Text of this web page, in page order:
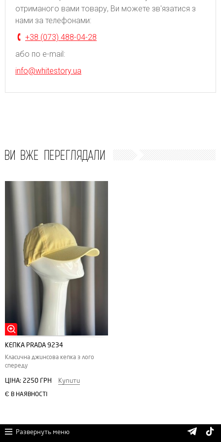
отриманого вами товару, Ви можете зв'язатися з
нами за телефонами:
+38 (073) 488-04-28
або по e-mail:
info@whitestory.ua
ВИ ВЖЕ ПЕРЕГЛЯДАЛИ
КЕПКА PRADA 9234
Класична джинсова кепка з лого
спереду
ЦІНА: 2250 ГРН Купити
Є В НАЯВНОСТІ
Развернуть меню